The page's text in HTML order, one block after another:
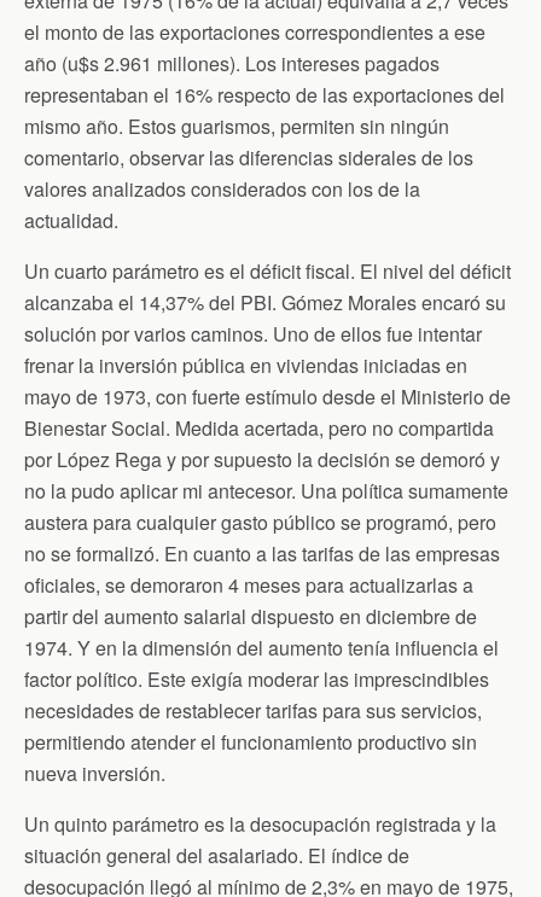
el monto de las exportaciones correspondientes a ese
año (u$s 2.961 millones). Los intereses pagados
representaban el 16% respecto de las exportaciones del
mismo año. Estos guarismos, permiten sin ningún
comentario, observar las diferencias siderales de los
valores analizados considerados con los de la
actualidad.
Un cuarto parámetro es el déficit fiscal. El nivel del déficit
alcanzaba el 14,37% del PBI. Gómez Morales encaró su
solución por varios caminos. Uno de ellos fue intentar
frenar la inversión pública en viviendas iniciadas en
mayo de 1973, con fuerte estímulo desde el Ministerio de
Bienestar Social. Medida acertada, pero no compartida
por López Rega y por supuesto la decisión se demoró y
no la pudo aplicar mi antecesor. Una política sumamente
austera para cualquier gasto público se programó, pero
no se formalizó. En cuanto a las tarifas de las empresas
oficiales, se demoraron 4 meses para actualizarlas a
partir del aumento salarial dispuesto en diciembre de
1974. Y en la dimensión del aumento tenía influencia el
factor político. Este exigía moderar las imprescindibles
necesidades de restablecer tarifas para sus servicios,
permitiendo atender el funcionamiento productivo sin
nueva inversión.
Un quinto parámetro es la desocupación registrada y la
situación general del asalariado. El índice de
desocupación llegó al mínimo de 2,3% en mayo de 1975,